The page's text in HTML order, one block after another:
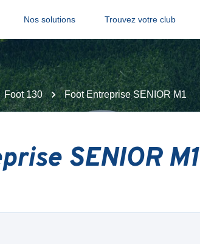
Nos solutions Trouvez votre club
Foot 130 Foot Entreprise SENIOR M1
SENIOR M1